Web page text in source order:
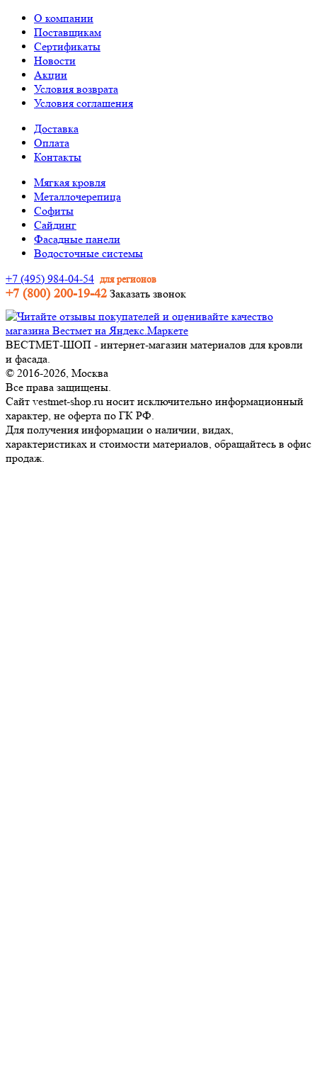
О компании
Поставщикам
Сертификаты
Новости
Акции
Условия возврата
Условия соглашения
Доставка
Оплата
Контакты
Мягкая кровля
Металлочерепица
Софиты
Сайдинг
Фасадные панели
Водосточные системы
+7 (495) 984-04-54 для регионов
+7 (800) 200-19-42 Заказать звонок
ВЕСТМЕТ-ШОП - интернет-магазин материалов для кровли
и фасада.
© 2016-2026, Москва
Все права защищены.
Сайт vestmet-shop.ru носит исключительно информационный
характер, не оферта по ГК РФ.
Для получения информации о наличии, видах,
характеристиках и стоимости материалов, обращайтесь в офис
продаж.